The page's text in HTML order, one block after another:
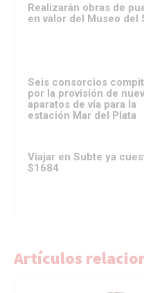
Realizarán obras de
en valor del Museo del
Seis consorcios
por la provisión de
aparatos de vía para la
estación Mar del Plata
Viajar en Subte ya
$1684
Artículos